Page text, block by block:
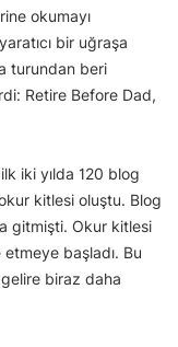
okumayı
bir uğraşa
turundan beri
Retire Before Dad,
iki yılda 120 blog
kitlesi oluştu. Blog
gitmişti. Okur kitlesi
başladı. Bu
biraz daha